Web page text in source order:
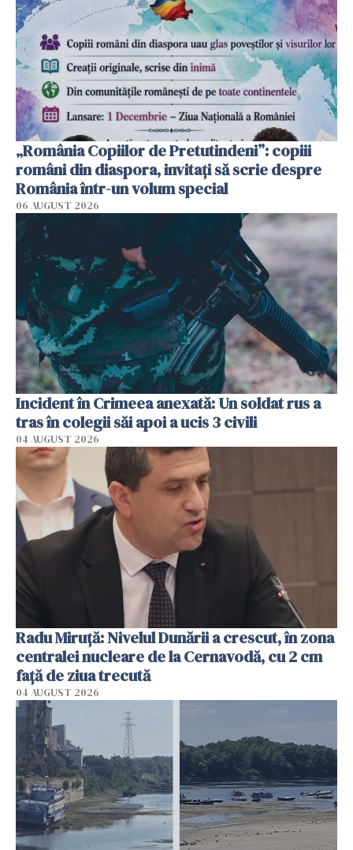
„România Copiilor de Pretutindeni”: copiii
români din diaspora, invitați să scrie despre
România într-un volum special
06 AUGUST 2026
Incident în Crimeea anexată: Un soldat rus a
tras în colegii săi apoi a ucis 3 civili
04 AUGUST 2026
Radu Miruţă: Nivelul Dunării a crescut, în zona
centralei nucleare de la Cernavodă, cu 2 cm
faţă de ziua trecută
04 AUGUST 2026